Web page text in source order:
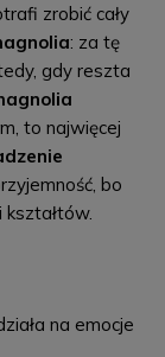
zrobić cały
: za tę
gdy reszta
to najwięcej
bo
na emocje